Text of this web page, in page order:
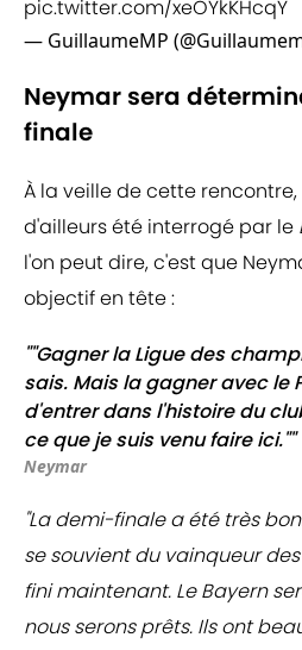
pic.twitter.com/xeOYkKHcqY
— GuillaumeMP
Neymar sera
finale
À la veille de cette
d'ailleurs été interrogé par le
l'on peut dire, c'est que
objectif en tête :
""Gagner la Ligue des
sais. Mais la gagner avec le
d'entrer dans l'histoire du
ce que je suis venu faire ici.""
Neymar
"La demi-finale a été très
se souvient du vainqueur
fini maintenant. Le Bayern
nous serons prêts. Ils ont